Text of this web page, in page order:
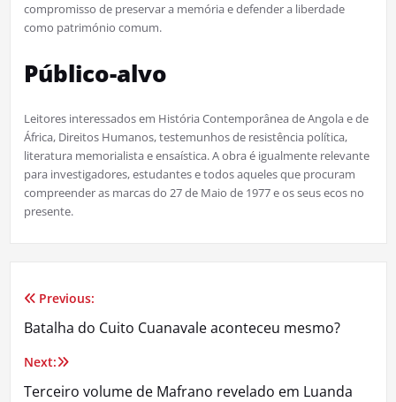
compromisso de preservar a memória e defender a liberdade
como património comum.
Público-alvo
Leitores interessados em História Contemporânea de Angola e de
África, Direitos Humanos, testemunhos de resistência política,
literatura memorialista e ensaística. A obra é igualmente relevante
para investigadores, estudantes e todos aqueles que procuram
compreender as marcas do 27 de Maio de 1977 e os seus ecos no
presente.
Navegação
de
artigos
Previous:
Batalha do Cuito Cuanavale aconteceu mesmo?
Next:
Terceiro volume de Mafrano revelado em Luanda